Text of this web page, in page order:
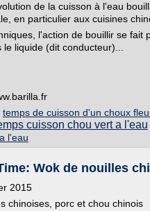
de la cuisson à l'eau
en particulier aux cuisines
l'action de bouillir se
liquide (dit conducteur)...
temps de cuisson d'un choux
cuisson chou vert a l'eau
l'eau
Wok de nouilles
2015
chinoises, porc et chou chinois